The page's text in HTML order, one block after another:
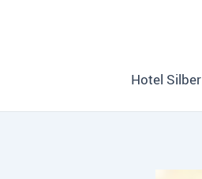
Hotel Silber